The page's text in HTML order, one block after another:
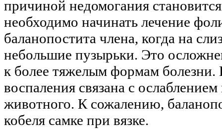
причиной недомогания
необходимо начинать лечение
баланопостита члена, когда на
небольшие пузырьки. Это
к более тяжелым формам болезни.
воспаления связана с
животного. К сожалению,
кобеля самке при вязке.